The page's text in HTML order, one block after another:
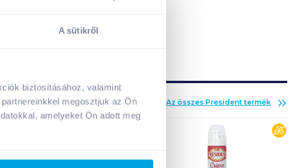
A sütikről
biztosításához, valamint
megosztjuk az Ön
amelyeket Ön adott meg
A kosarad jelenleg üres.
Az összes President termék